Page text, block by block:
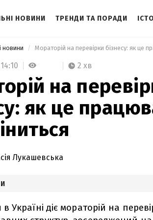
НОВИНИ ТРЕНДИ ТА ПОРАДИ
новини Мораторій на перевірки бізнесу: як це
14:10 2 хв
на
як це
Лукашевська
Україні діє мораторій на